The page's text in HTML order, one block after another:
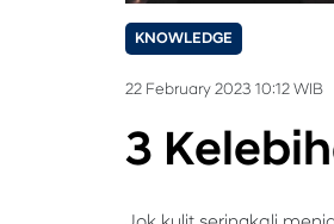
KNOWLEDGE
22 February 2023 10:12 WIB
3